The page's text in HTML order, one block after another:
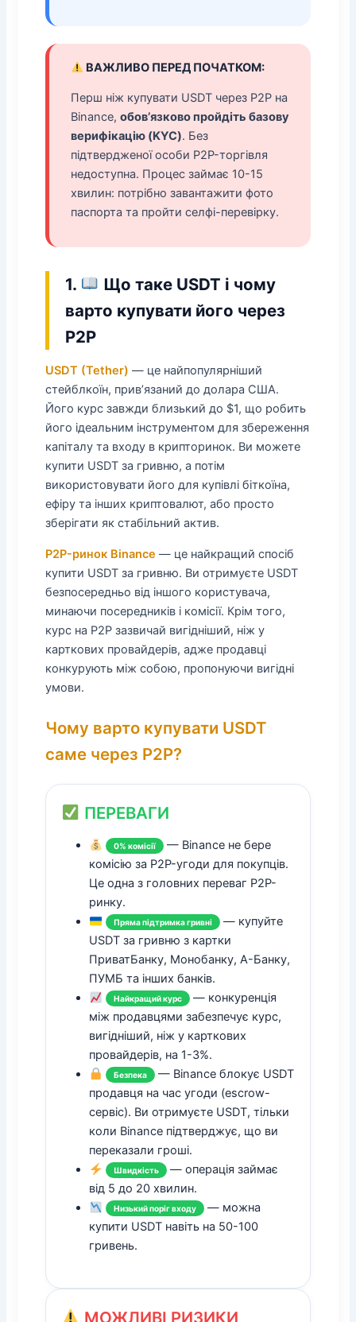
ВАЖЛИВО ПЕРЕД ПОЧАТКОМ:
Перш ніж купувати USDT через P2P на
Binance, обов’язково пройдіть базову
верифікацію (KYC). Без
підтвердженої особи P2P-торгівля
недоступна. Процес займає 10-15
хвилин: потрібно завантажити фото
паспорта та пройти селфі-перевірку.
1.
Що таке USDT і чому
варто купувати його через
P2P
USDT (Tether) — це найпопулярніший
стейблкоїн, прив’язаний до долара США.
Його курс завжди близький до $1, що робить
його ідеальним інструментом для збереження
капіталу та входу в крипторинок. Ви можете
купити USDT за гривню, а потім
використовувати його для купівлі біткоїна,
ефіру та інших криптовалют, або просто
зберігати як стабільний актив.
P2P-ринок Binance — це найкращий спосіб
купити USDT за гривню. Ви отримуєте USDT
безпосередньо від іншого користувача,
минаючи посередників і комісії. Крім того,
курс на P2P зазвичай вигідніший, ніж у
карткових провайдерів, адже продавці
конкурують між собою, пропонуючи вигідні
умови.
Чому варто купувати USDT
саме через P2P?
ПЕРЕВАГИ
0% комісії
— Binance не бере
комісію за P2P-угоди для покупців.
Це одна з головних переваг P2P-
ринку.
Пряма підтримка гривні
— купуйте
USDT за гривню з картки
ПриватБанку, Монобанку, А-Банку,
ПУМБ та інших банків.
Найкращий курс
— конкуренція
між продавцями забезпечує курс,
вигідніший, ніж у карткових
провайдерів, на 1-3%.
Безпека
— Binance блокує USDT
продавця на час угоди (escrow-
сервіс). Ви отримуєте USDT, тільки
коли Binance підтверджує, що ви
переказали гроші.
Швидкість
— операція займає
від 5 до 20 хвилин.
Низький поріг входу
— можна
купити USDT навіть на 50-100
гривень.
МОЖЛИВІ РИЗИКИ